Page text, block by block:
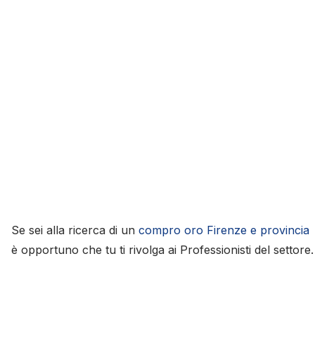
Se sei alla ricerca di un compro oro Firenze e provincia
è opportuno che tu ti rivolga ai Professionisti del settore.